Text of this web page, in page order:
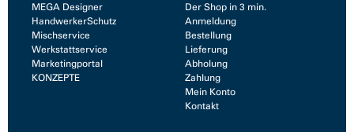
MEGA Designer
HandwerkerSchutz
Mischservice
Werkstattservice
Marketingportal
KONZEPTE
Der Shop in 3 min.
Anmeldung
Bestellung
Lieferung
Abholung
Zahlung
Mein Konto
Kontakt